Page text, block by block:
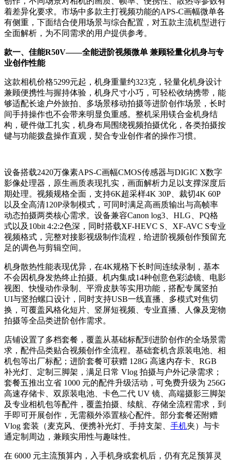
着差异化要求。市场中多款主打视频功能的APS-C画幅微单各
有侧重，下面结合使用场景与综合配置，对五款主流机型进行
全面解析，为不同需求的用户提供参考。
款一、佳能R50V——全能进阶视频微单 兼顾轻量化机身与专
业创作性能
这款相机价格5299元起，机身重量约323克，轻量化机身设计
兼顾便携性与握持体验，机身尺寸小巧，可轻松收纳携带，能
够适配长途户外旅拍、多场景移动拍摄等进阶创作场景，长时
间手持操作也不会带来明显负重感。整机采用镁合金机身结
构，硬件做工扎实，机身布局围绕视频拍摄优化，各类拍摄按
键与功能拨盘操作直观，契合专业创作者的操作习惯。
设备搭载2420万像素APS-C画幅CMOS传感器与DIGIC X数字
影像处理器，原生画质表现扎实，画面解析力足以支撑深度后
期处理。视频规格全面，支持6K超采样4K 30P、裁切4K 60P
以及全高清120P录制模式，可同时满足高画质输出与高帧率
动态拍摄两类核心需求。设备兼容Canon log3、HLG、PQ格
式以及10bit 4:2:2色深，同时搭载XF-HEVC S、XF-AVC S专业
视频格式，完整对接影视级制作流程，给进阶视频创作预留充
足的调色与剪辑空间。
机身散热性能表现优异，在4K规格下长时间连续录制，基本
不会因机身发热终止拍摄。机内集成14种创意色彩滤镜、电影
视图、快慢动作录制、平滑皮肤等实用功能，搭配专属竖拍
UI与竖拍螺口设计，同时支持USB一线直播、多模式对焦切
换，可覆盖风格化短片、竖屏短视频、专业直播、人像及宠物
拍摄等全品类进阶创作需求。
店铺设置了多档套餐，覆盖从基础标配到进阶创作的全场景需
求，配件品类贴合视频创作全流程。基础套机含原装电池、相
机包等出厂标配；进阶套餐可获赠 128G 高速内存卡、RGB
补光灯、定制三脚架，满足日常 Vlog 拍摄与户外记录需求；
套餐五推出立省 1000 元的配件升级活动，可免费升级为 256G
高速存储卡、双原装电池、卡色二代 UV 镜、高端摄影三脚架
及专业相机包等配件，覆盖拍摄、续航、存储全流程需求，到
手即可开展创作，无需额外添置核心配件。部分套餐还附赠
Vlog 套装（麦克风、便携补光灯、手持支架、 手机夹）与卡
通定制周边，兼顾实用性与趣味性。
在 6000 元主流预算内，入手机身或套机后，仍有充足预算灵